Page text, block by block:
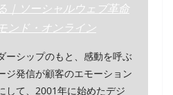
｜ソーシャルウェブ革命
ンド・オンライン
ーシップのもと、感動を呼ぶ
ジ発信が顧客のエモーション
して、2001年に始めたデジ